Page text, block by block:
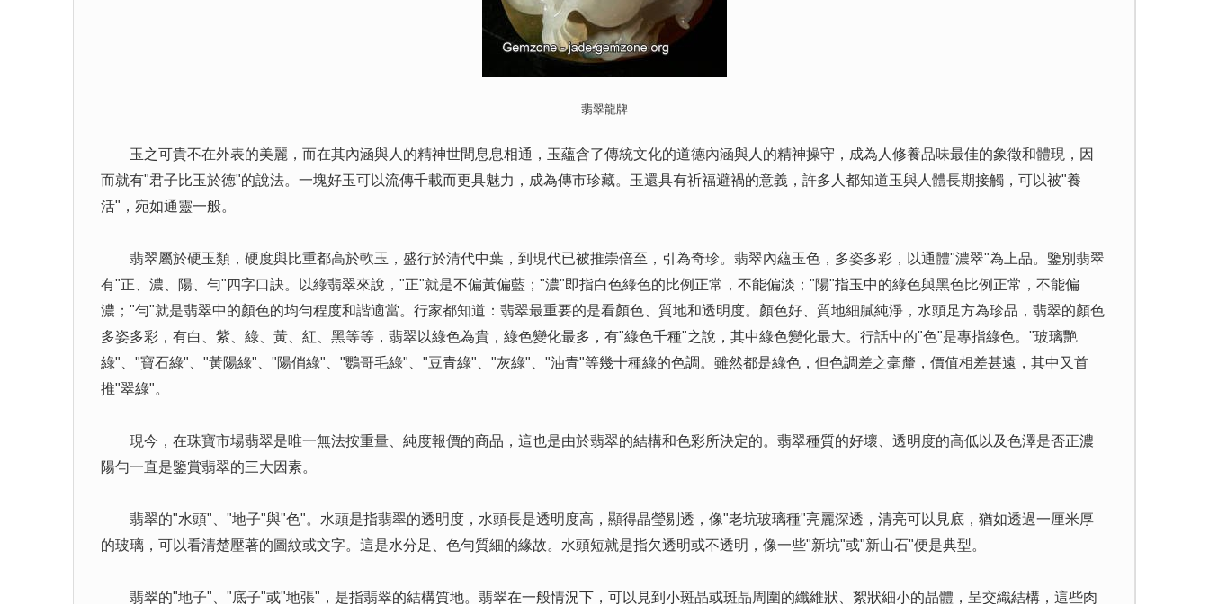
翡翠龍牌
玉之可貴不在外表的美麗，而在其內涵與人的精神世間息息相通，玉蘊含了傳統文化的道德內涵與人的精神操守，成為人修養品味最佳的象徵和體現，因
而就有"君子比玉於德"的說法。一塊好玉可以流傳千載而更具魅力，成為傳市珍藏。玉還具有祈福避禍的意義，許多人都知道玉與人體長期接觸，可以被"養
活"，宛如通靈一般。
翡翠屬於硬玉類，硬度與比重都高於軟玉，盛行於清代中葉，到現代已被推崇倍至，引為奇珍。翡翠內蘊玉色，多姿多彩，以通體"濃翠"為上品。鑒別翡翠
有"正、濃、陽、勻"四字口訣。以綠翡翠來說，"正"就是不偏黃偏藍；"濃"即指白色綠色的比例正常，不能偏淡；"陽"指玉中的綠色與黑色比例正常，不能偏
濃；"勻"就是翡翠中的顏色的均勻程度和諧適當。行家都知道：翡翠最重要的是看顏色、質地和透明度。顏色好、質地細膩純淨，水頭足方為珍品，翡翠的顏色
多姿多彩，有白、紫、綠、黃、紅、黑等等，翡翠以綠色為貴，綠色變化最多，有"綠色千種"之說，其中綠色變化最大。行話中的"色"是專指綠色。"玻璃艷
綠"、"寶石綠"、"黃陽綠"、"陽俏綠"、"鸚哥毛綠"、"豆青綠"、"灰綠"、"油青"等幾十種綠的色調。雖然都是綠色，但色調差之毫釐，價值相差甚遠，其中又首
推"翠綠"。
現今，在珠寶市場翡翠是唯一無法按重量、純度報價的商品，這也是由於翡翠的結構和色彩所決定的。翡翠種質的好壞、透明度的高低以及色澤是否正濃
陽勻一直是鑒賞翡翠的三大因素。
翡翠的"水頭"、"地子"與"色"。水頭是指翡翠的透明度，水頭長是透明度高，顯得晶瑩剔透，像"老坑玻璃種"亮麗深透，清亮可以見底，猶如透過一厘米厚
的玻璃，可以看清楚壓著的圖紋或文字。這是水分足、色勻質細的緣故。水頭短就是指欠透明或不透明，像一些"新坑"或"新山石"便是典型。
翡翠的"地子"、"底子"或"地張"，是指翡翠的結構質地。翡翠在一般情況下，可以見到小斑晶或斑晶周圍的纖維狀、絮狀細小的晶體，呈交織結構，這些肉